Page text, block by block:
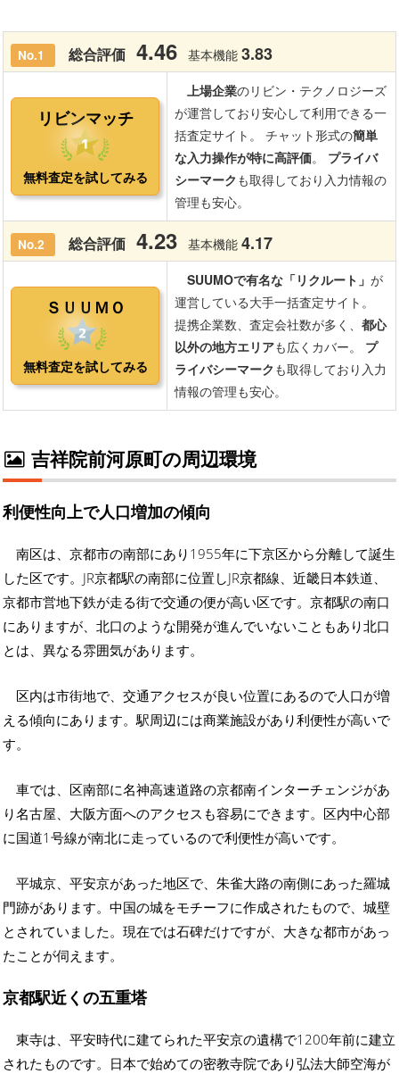
吉祥院前河原町の周辺環境
利便性向上で人口増加の傾向
南区は、京都市の南部にあり1955年に下京区から分離して誕生
した区です。JR京都駅の南部に位置しJR京都線、近畿日本鉄道、
京都市営地下鉄が走る街で交通の便が高い区です。京都駅の南口
にありますが、北口のような開発が進んでいないこともあり北口
とは、異なる雰囲気があります。
区内は市街地で、交通アクセスが良い位置にあるので人口が増
える傾向にあります。駅周辺には商業施設があり利便性が高いで
す。
車では、区南部に名神高速道路の京都南インターチェンジがあ
り名古屋、大阪方面へのアクセスも容易にできます。区内中心部
に国道1号線が南北に走っているので利便性が高いです。
平城京、平安京があった地区で、朱雀大路の南側にあった羅城
門跡があります。中国の城をモチーフに作成されたもので、城壁
とされていました。現在では石碑だけですが、大きな都市があっ
たことが伺えます。
京都駅近くの五重塔
東寺は、平安時代に建てられた平安京の遺構で1200年前に建立
されたものです。日本で始めての密教寺院であり弘法大師空海が